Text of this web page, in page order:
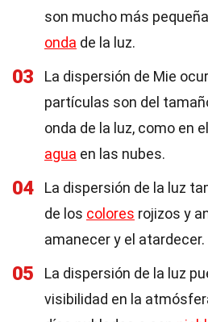
son mucho más
onda de la luz.
03
La dispersión de Mie
partículas son del
onda de la luz, como en
agua en las nubes.
04
La dispersión de la luz
de los colores rojizos y
amanecer y el atardecer.
05
La dispersión de la luz
visibilidad en la